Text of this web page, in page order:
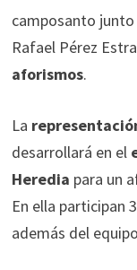
camposanto junto
Rafael Pérez
aforismos.
La
desarrollará en el
Heredia para un
En ella participan
además del